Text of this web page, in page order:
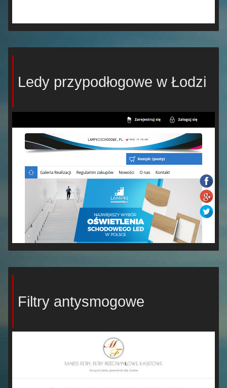
Ledy przypodłogowe w Łodzi
Filtry antysmogowe